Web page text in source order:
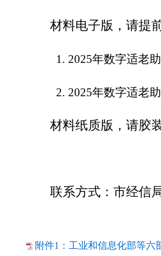
材料电子版，请提
1. 2025年数字适老
2. 2025年数字适老
材料纸质版，请胶
联系方式： 市经信
附件1：工业和信息化部等六